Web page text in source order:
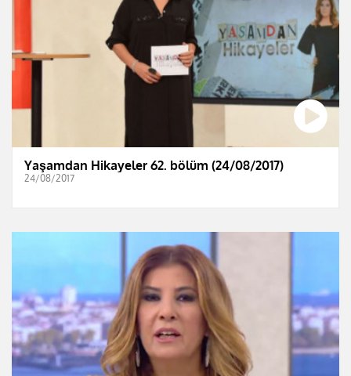
Yaşamdan Hikayeler 62. bölüm (24/08/2017)
24/08/2017